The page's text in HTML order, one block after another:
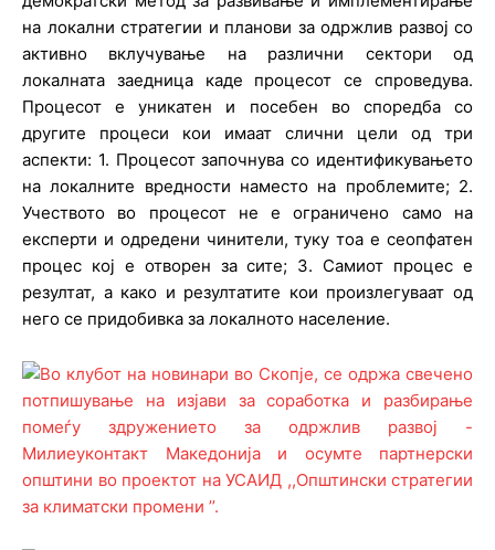
на локални стратегии и планови за одржлив развој со
активно вклучување на различни сектори од
локалната заедница каде процесот се спроведува.
Процесот е уникатен и посебен во споредба со
другите процеси кои имаат слични цели од три
аспекти: 1. Процесот започнува со идентификувањето
на локалните вредности наместо на проблемите; 2.
Учеството во процесот не е ограничено само на
експерти и одредени чинители, туку тоа е сеопфатен
процес кој е отворен за сите; 3. Самиот процес е
резултат, а како и резултатите кои произлегуваат од
него се придобивка за локалното население.